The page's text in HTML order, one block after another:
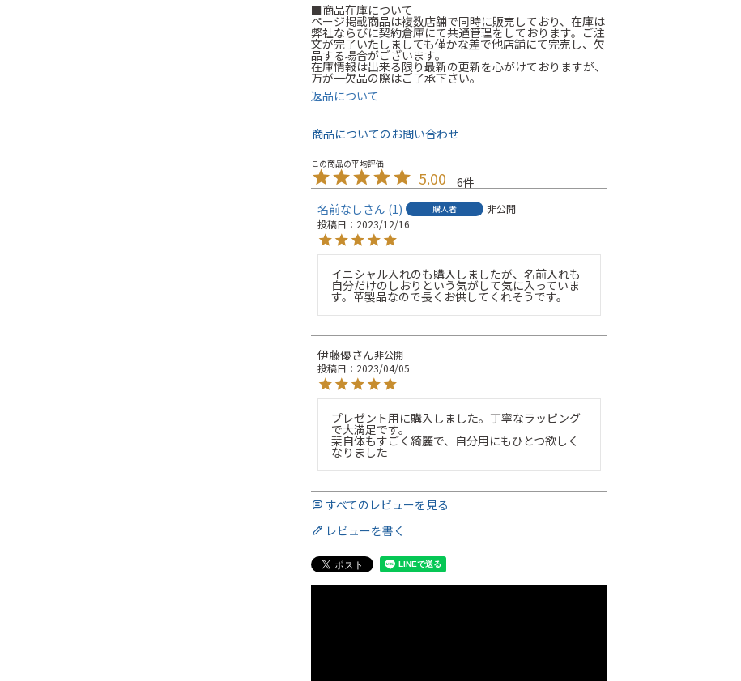
■商品在庫について
ページ掲載商品は複数店舗で同時に販売しており、在庫は
弊社ならびに契約倉庫にて共通管理をしております。ご注
文が完了いたしましても僅かな差で他店舗にて完売し、欠
品する場合がございます。
在庫情報は出来る限り最新の更新を心がけておりますが、
万が一欠品の際はご了承下さい。
返品について
商品についてのお問い合わせ
5.00
6
名前なし
1 購入者
非公開
投稿日
2023/12/16
イニシャル入れのも購入しましたが、名前入れも
自分だけのしおりという気がして気に入っていま
す。革製品なので長くお供してくれそうです。
伊藤優
非公開
投稿日
2023/04/05
プレゼント用に購入しました。丁寧なラッピング
で大満足です。
栞自体もすごく綺麗で、自分用にもひとつ欲しく
なりました
すべてのレビューを見る
レビューを書く